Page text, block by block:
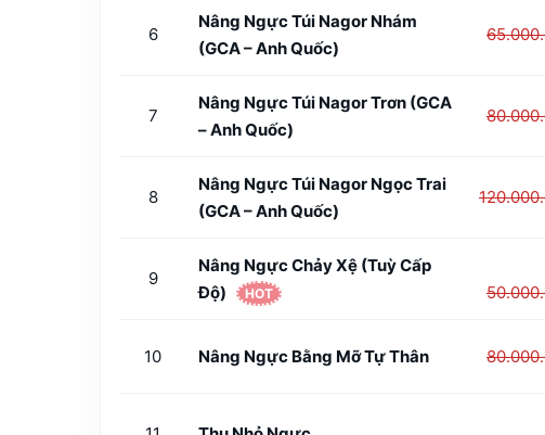
6
Nâng Ngực Túi Nagor Nhám
(GCA – Anh Quốc)
7
Nâng Ngực Túi Nagor Trơn (GCA
– Anh Quốc)
8
Nâng Ngực Túi Nagor Ngọc Trai
(GCA – Anh Quốc)
9
Nâng Ngực Chảy Xệ (tuỳ Cấp
Độ)
HOT
10 Nâng Ngực Bằng Mỡ Tự Thân